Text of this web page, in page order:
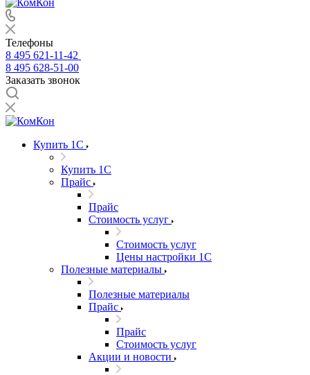
Телефоны
8 495 621-11-42
8 495 628-51-00
Заказать звонок
Купить 1С
Купить 1С
Прайс
Прайс
Стоимость услуг
Стоимость услуг
Цены настройки 1С
Полезные материалы
Полезные материалы
Прайс
Прайс
Стоимость услуг
Акции и новости